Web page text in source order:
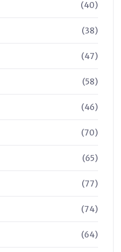
(40)
(38)
(47)
(58)
(46)
(70)
(65)
(77)
(74)
(64)